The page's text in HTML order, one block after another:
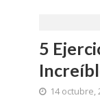
5
14 octubre,